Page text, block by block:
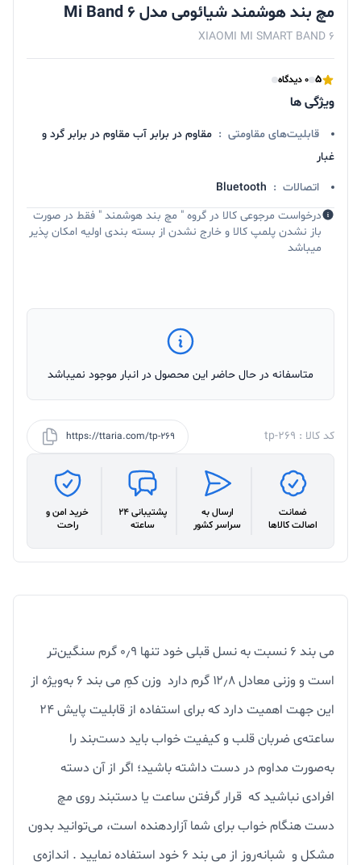
مچ بند هوشمند شیائومی مدل Mi Band 6
XIAOMI MI SMART BAND 6
5 0 دیدگاه
ویژگی ها
قابلیت‌های مقاومتی : مقاوم در برابر آب مقاوم در برابر گرد و
غبار
اتصالات :
Bluetooth
درخواست مرجوعی کالا در گروه " مچ بند هوشمند " فقط در صورت
باز نشدن پلمپ کالا و خارج نشدن از بسته بندی اولیه امکان پذیر
میباشد
متاسفانه در حال حاضر این محصول در انبار موجود نمیباشد
کد کالا : tp-269 https://ttaria.com/tp-269
ضمانت
اصالت کالاها
ارسال به
سراسر کشور
پشتیبانی 24
ساعته
خرید امن و
راحت
می بند 6 نسبت به نسل قبلی خود تنها ۰٫۹ گرم سنگین‌تر
است و وزنی معادل ۱۲٫۸ گرم دارد وزن کمِ می بند ۶ به‌ویژه از
این جهت اهمیت دارد که برای استفاده از قابلیت پایش ۲۴
ساعته‌ی ضربان قلب و کیفیت خواب باید دست‌بند را
به‌صورت مداوم در دست داشته باشید؛ اگر از آن دسته
افرادی نباشید که قرار گرفتن ساعت یا دستبند روی مچ
دست هنگام خواب برای شما آزاردهنده است، می‌توانید بدون
مشکل و شبانه‌روز از می بند 6 خود استفاده نمایید . اندازه‌ی